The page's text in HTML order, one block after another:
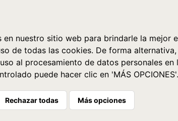
nuestro sitio web para brindarle la mejor
de todas las cookies. De forma
al procesamiento de datos personales
puede hacer clic en 'MÁS OPCIONES'.
Rechazar todas Más opciones